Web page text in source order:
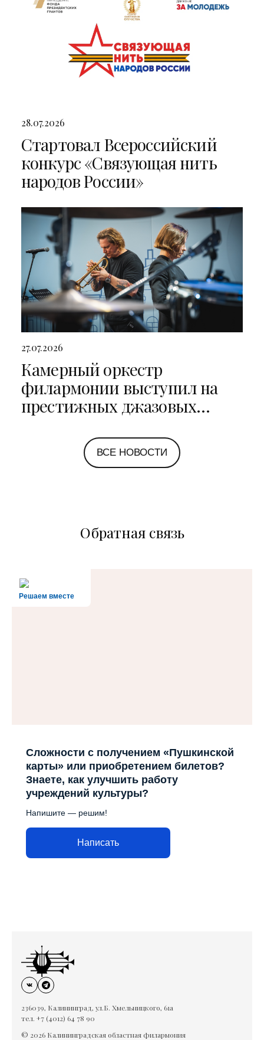
28.07.2026
Стартовал Всероссийский
конкурс «Связующая нить
народов России»
27.07.2026
Камерный оркестр
филармонии выступил на
престижных джазовых
Петербурге и Ярославле
ВСЕ НОВОСТИ
Обратная связь
Решаем вместе
Сложности с получением «Пушкинской
карты» или приобретением билетов?
Знаете, как улучшить работу
учреждений культуры?
Напишите — решим!
Написать
236039, Калининград, ул.Б. Хмельницкого, 61а
тел. +7 (4012) 64 78 90
© 2026 Калининградская областная филармония